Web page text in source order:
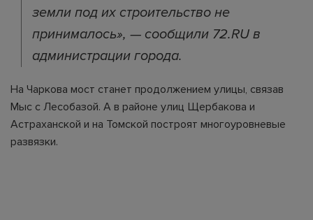
земли под их строительство не
принималось», — сообщили 72.RU в
администрации города.
На Чаркова мост станет продолжением улицы, связав
Мыс с Лесобазой. А в районе улиц Щербакова и
Астраханской и на Томской построят многоуровневые
развязки.